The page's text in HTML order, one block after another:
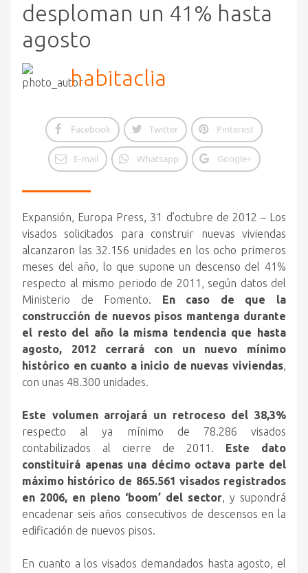
desploman un 41% hasta
agosto
habitaclia
Facebook Twitter Pinterest
E-mail Whatsapp Google+
Expansión, Europa Press, 31 d’octubre de 2012 – Los
visados solicitados para construir nuevas viviendas
alcanzaron las 32.156 unidades en los ocho primeros
meses del año, lo que supone un descenso del 41%
respecto al mismo periodo de 2011, según datos del
Ministerio de Fomento. En caso de que la
construcción de nuevos pisos mantenga durante
el resto del año la misma tendencia que hasta
agosto,
2012 cerrará con un nuevo mínimo
histórico en cuanto a inicio de nuevas viviendas,
con unas 48.300 unidades.
Este volumen arrojará un retroceso del 38,3%
respecto al ya mínimo de 78.286 visados
contabilizados al cierre de 2011. Este dato
constituirá apenas una décimo octava parte del
máximo histórico de 865.561 visados registrados
en 2006, en pleno ‘boom’ del sector, y supondrá
encadenar seis años consecutivos de descensos en la
edificación de nuevos pisos.
En cuanto a los visados demandados hasta agosto, el